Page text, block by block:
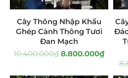
Cây Sen Đá Giá Sỉ
Chậu Sen Đá Mini
Cây Thông Nhập Khẩu
Ghép Cành Thông Tươi
Đan Mạch
10.400.000₫ 8.800.000₫